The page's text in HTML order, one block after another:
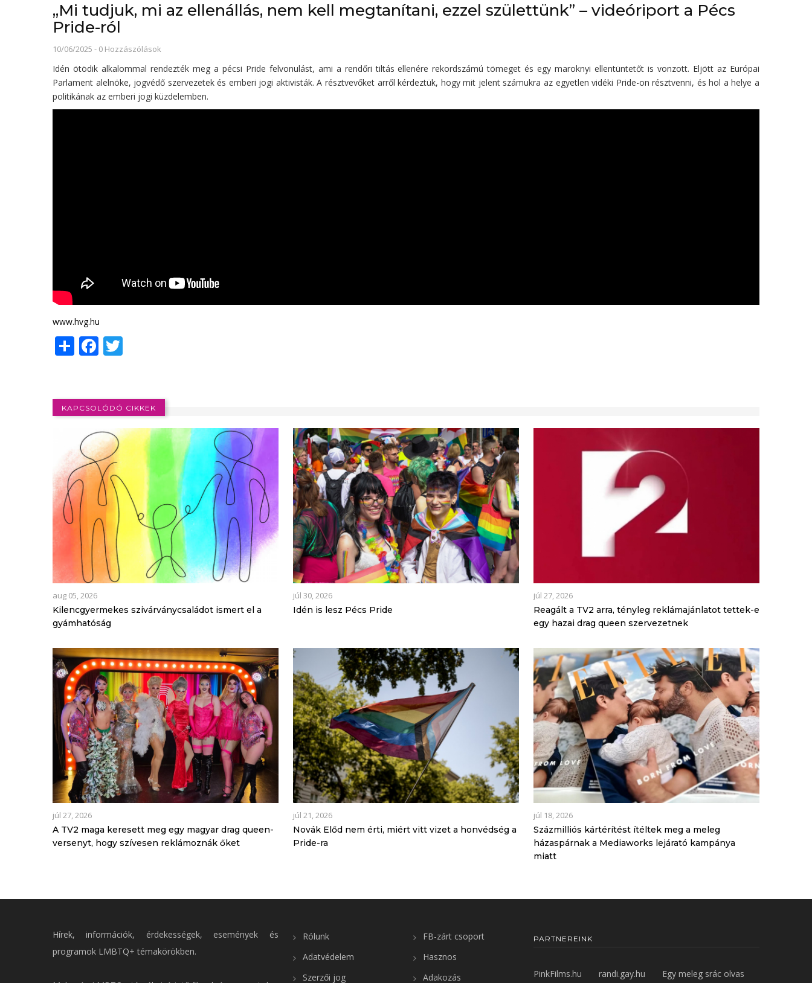
„Mi tudjuk, mi az ellenállás, nem kell megtanítani, ezzel születtünk” – videóriport a Pécs
Pride-ról
10/06/2025 - 0 Hozzászólások
Idén ötödik alkalommal rendezték meg a pécsi Pride felvonulást, ami a rendőri tiltás ellenére rekordszámú tömeget és egy maroknyi ellentüntetőt is vonzott. Eljött az Európai
Parlament alelnöke, jogvédő szervezetek és emberi jogi aktivisták. A résztvevőket arről kérdeztük, hogy mit jelent számukra az egyetlen vidéki Pride-on résztvenni, és hol a helye a
politikának az emberi jogi küzdelemben.
www.hvg.hu
ShareFacebook
KAPCSOLÓDÓ CIKKEK
aug 05, 2026
Kilencgyermekes szivárványcsaládot ismert el a
gyámhatóság
júl 30, 2026
Idén is lesz Pécs Pride
júl 27, 2026
Reagált a TV2 arra, tényleg reklámajánlatot tettek-e
egy hazai drag queen szervezetnek
júl 27, 2026
A TV2 maga keresett meg egy magyar drag queen-
versenyt, hogy szívesen reklámoznák őket
júl 21, 2026
Novák Előd nem érti, miért vitt vizet a honvédség a
Pride-ra
júl 18, 2026
Százmilliós kártérítést ítéltek meg a meleg
házaspárnak a Mediaworks lejárató kampánya
miatt
Hírek, információk, érdekességek, események és
programok LMBTQ+ témakörökben.
Rólunk
Adatvédelem
Szerzői jog
FB-zárt csoport
Hasznos
Adakozás
PARTNEREINK
PinkFilms.hu randi.gay.hu Egy meleg srác olvas